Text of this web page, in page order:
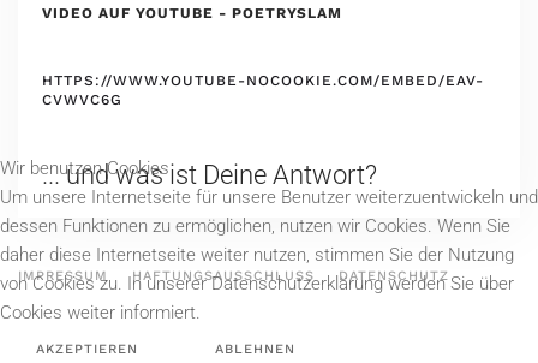
VIDEO AUF YOUTUBE - POETRYSLAM
HTTPS://WWW.YOUTUBE-NOCOOKIE.COM/EMBED/EAV-
CVWVC6G
... und was ist Deine Antwort?
IMPRESSUM HAFTUNGSAUSSCHLUSS DATENSCHUTZ
Wir benutzen Cookies
Um unsere Internetseite für unsere Benutzer weiterzuentwickeln und
dessen Funktionen zu ermöglichen, nutzen wir Cookies. Wenn Sie
daher diese Internetseite weiter nutzen, stimmen Sie der Nutzung
von Cookies zu. In unserer Datenschutzerklärung werden Sie über
Cookies weiter informiert.
AKZEPTIEREN ABLEHNEN